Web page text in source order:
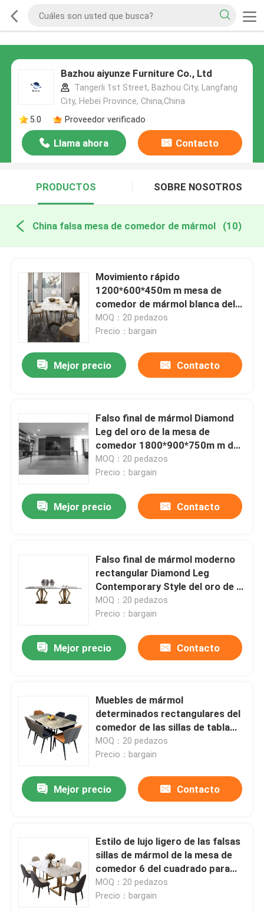
Bazhou aiyunze Furniture Co., Ltd
Tangerli 1st Street, Bazhou City, Langfang
City, Hebei Province, China,China
5.0
Proveedor verificado
Llama ahora Contacto
PRODUCTOS SOBRE NOSOTROS
China falsa mesa de comedor de mármol (10)
Movimiento rápido
1200*600*450m m mesa de
comedor de mármol blanca del
restaurante de la falsa
MOQ：20 pedazos
Precio：bargain
Mejor precio Contacto
Falso final de mármol Diamond
Leg del oro de la mesa de
comedor 1800*900*750m m del
top de la piedra
MOQ：20 pedazos
Precio：bargain
Mejor precio Contacto
Falso final de mármol moderno
rectangular Diamond Leg
Contemporary Style del oro de la
mesa de comedor
MOQ：20 pedazos
Precio：bargain
Mejor precio Contacto
Muebles de mármol
determinados rectangulares del
comedor de las sillas de tabla
del comedor de
L130xd80xh75cm
MOQ：20 pedazos
Precio：bargain
Mejor precio Contacto
Estilo de lujo ligero de las falsas
sillas de mármol de la mesa de
comedor 6 del cuadrado para
los muebles caseros
MOQ：20 pedazos
Precio：bargain